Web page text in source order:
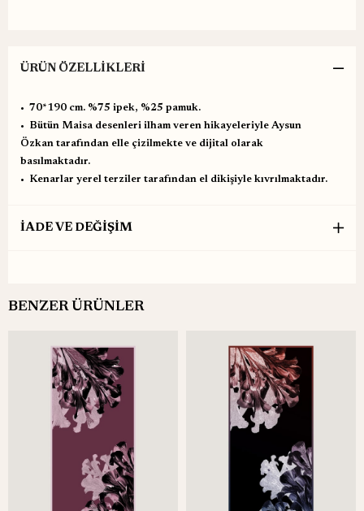
ÜRÜN ÖZELLIKLERI
•⁠ ⁠70*190 cm. %75 ipek, %25 pamuk.
•⁠ ⁠Bütün Maisa desenleri ilham veren hikayeleriyle Aysun
Özkan tarafından elle çizilmekte ve dijital olarak
basılmaktadır.
•⁠ ⁠Kenarlar yerel terziler tarafından el dikişiyle kıvrılmaktadır.
İADE VE DEĞİŞİM
BENZER ÜRÜNLER